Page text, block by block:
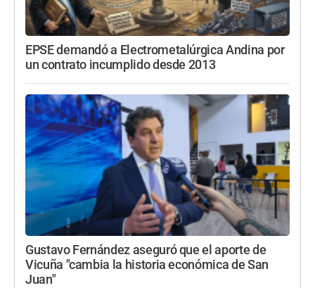
EPSE demandó a Electrometalúrgica Andina por
un contrato incumplido desde 2013
Gustavo Fernández aseguró que el aporte de
Vicuña "cambia la historia económica de San
Juan"